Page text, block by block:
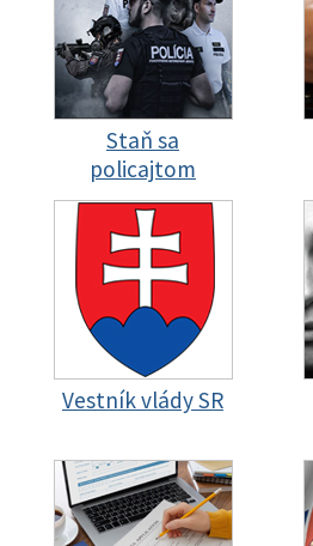
Staň sa
policajtom
Vestník vlády SR